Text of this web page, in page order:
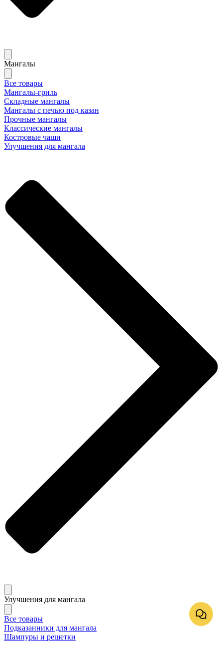
Мангалы
Все товары
Мангалы-гриль
Складные мангалы
Мангалы с печью под казан
Прочные мангалы
Классические мангалы
Костровые чаши
Улучшения для мангала
Улучшения для мангала
Все товары
Подказанники для мангала
Шампуры и решетки